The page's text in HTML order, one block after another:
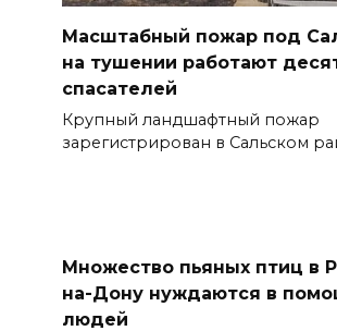
Масштабный пожар под
на тушении работают
спасателей
Крупный ландшафтный пожар
зарегистрирован в Сальском
Множество пьяных птиц в
на-Дону нуждаются в
людей